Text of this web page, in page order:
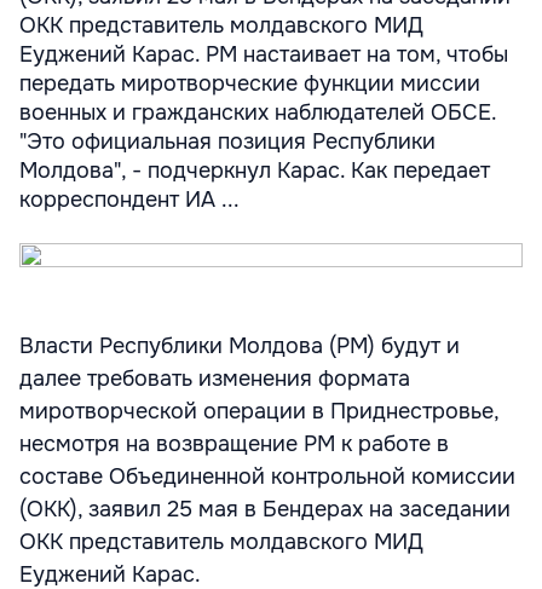
ОКК представитель молдавского МИД
Еуджений Карас. РМ настаивает на том, чтобы
передать миротворческие функции миссии
военных и гражданских наблюдателей ОБСЕ.
"Это официальная позиция Республики
Молдова", - подчеркнул Карас. Как передает
корреспондент ИА ...
Власти Республики Молдова (РМ) будут и
далее требовать изменения формата
миротворческой операции в Приднестровье,
несмотря на возвращение РМ к работе в
составе Объединенной контрольной комиссии
(ОКК), заявил 25 мая в Бендерах на заседании
ОКК представитель молдавского МИД
Еуджений Карас.